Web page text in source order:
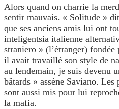
Alors quand on charrie la
sentir mauvais. « Solitude »
que ses anciens amis lui ont
inteligentsia italienne
straniero » (l’étranger)
il avait travaillé son style de
au lendemain, je suis devenu
bâtards » assène Saviano. Les
sont aussi mis pour lui
la mafia.